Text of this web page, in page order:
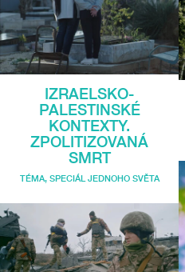
IZRAELSKO-
PALESTINSKÉ
KONTEXTY.
ZPOLITIZOVANÁ
SMRT
TÉMA, SPECIÁL JEDNOHO SVĚTA